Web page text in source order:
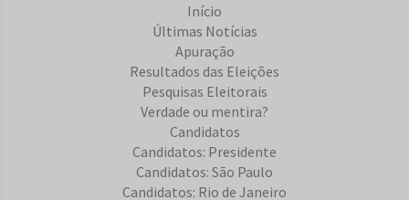
Início
Últimas Notícias
Apuração
Resultados das Eleições
Pesquisas Eleitorais
Verdade ou mentira?
Candidatos
Candidatos: Presidente
Candidatos: São Paulo
Candidatos: Rio de Janeiro